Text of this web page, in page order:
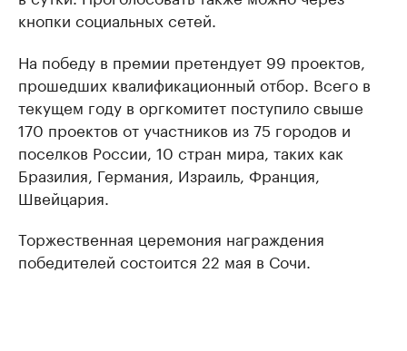
кнопки социальных сетей.
На победу в премии претендует 99 проектов,
прошедших квалификационный отбор. Всего в
текущем году в оргкомитет поступило свыше
170 проектов от участников из 75 городов и
поселков России, 10 стран мира, таких как
Бразилия, Германия, Израиль, Франция,
Швейцария.
Торжественная церемония награждения
победителей состоится 22 мая в Сочи.